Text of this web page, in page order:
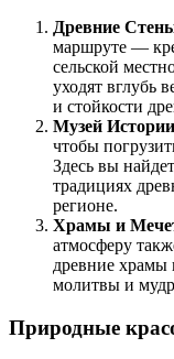
Древние
маршруте —
сельской
уходят вглубь
и стойкости
Музей
чтобы
Здесь вы
традициях
регионе.
Храмы и
атмосферу
древние храмы
молитвы и
Природные